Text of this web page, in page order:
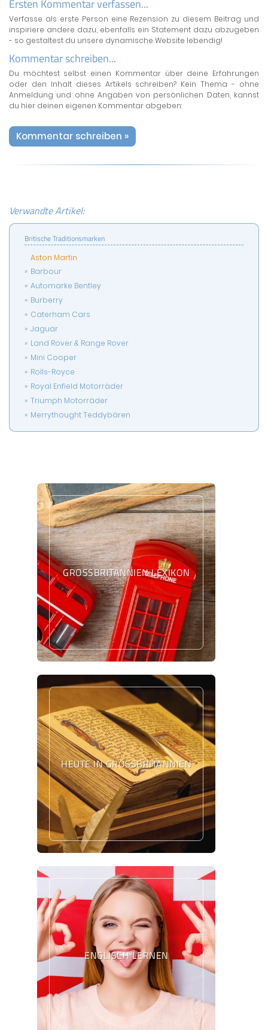
Ersten Kommentar verfassen...
Verfasse als erste Person eine Rezension zu diesem Beitrag und
inspiriere andere dazu, ebenfalls ein Statement dazu abzugeben
- so gestaltest du unsere dynamische Website lebendig!
Kommentar schreiben...
Du möchtest selbst einen Kommentar über deine Erfahrungen
oder den Inhalt dieses Artikels schreiben? Kein Thema - ohne
Anmeldung und ohne Angaben von persönlichen Daten, kannst
du hier deinen eigenen Kommentar abgeben:
Kommentar schreiben »
Verwandte Artikel:
Britische Traditionsmarken
Aston Martin
Barbour
Automarke Bentley
Burberry
Caterham Cars
Jaguar
Land Rover & Range Rover
Mini Cooper
Rolls-Royce
Royal Enfield Motorräder
Triumph Motorräder
Merrythought Teddybären
GROSSBRITANNIEN LEXIKON
HEUTE IN GROSSBRITANNIEN
ENGLISCH LERNEN